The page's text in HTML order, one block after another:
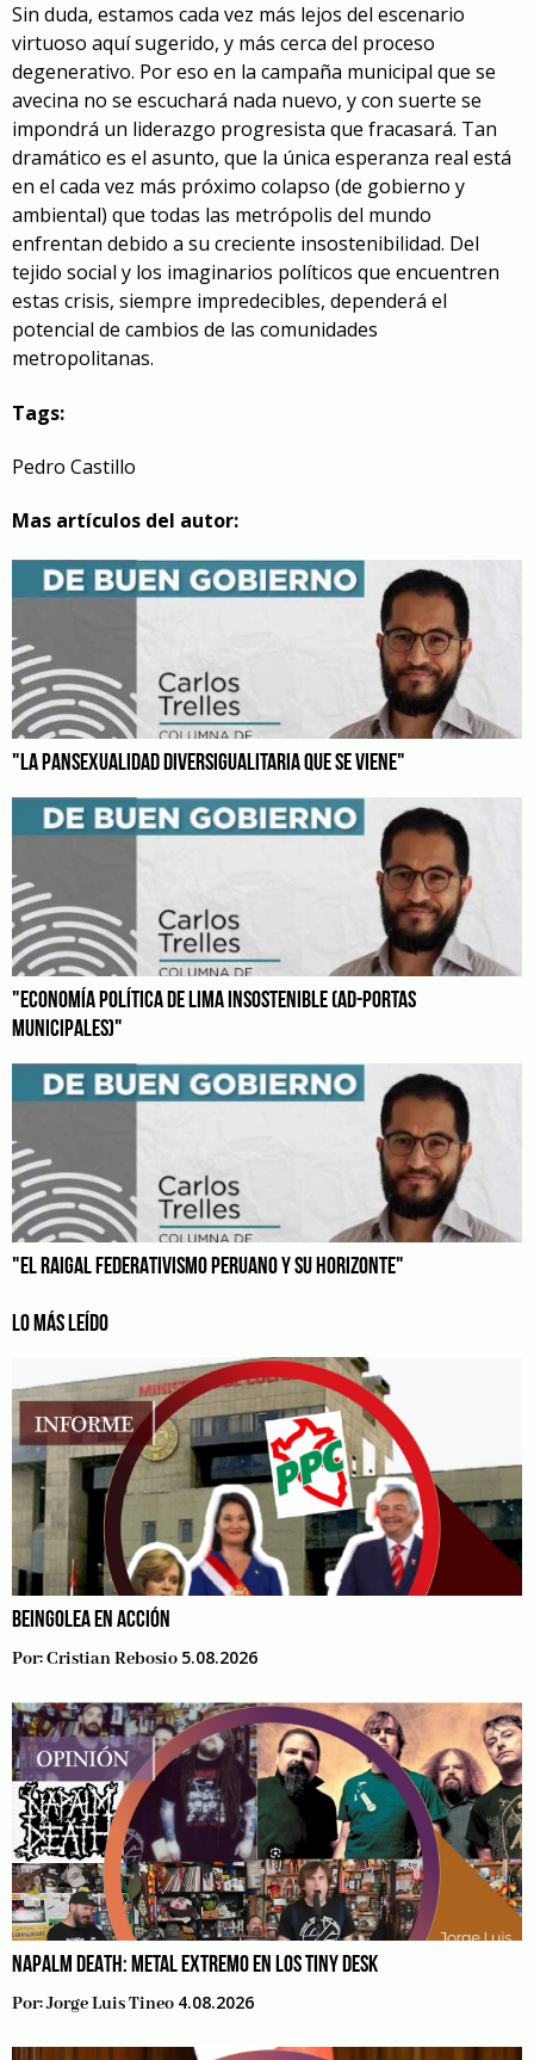
Sin duda, estamos cada vez más lejos del escenario
virtuoso aquí sugerido, y más cerca del proceso
degenerativo. Por eso en la campaña municipal que se
avecina no se escuchará nada nuevo, y con suerte se
impondrá un liderazgo progresista que fracasará. Tan
dramático es el asunto, que la única esperanza real está
en el cada vez más próximo colapso (de gobierno y
ambiental) que todas las metrópolis del mundo
enfrentan debido a su creciente insostenibilidad. Del
tejido social y los imaginarios políticos que encuentren
estas crisis, siempre impredecibles, dependerá el
potencial de cambios de las comunidades
metropolitanas.
Tags:
Pedro Castillo
Mas artículos del autor:
"LA PANSEXUALIDAD DIVERSIGUALITARIA QUE SE VIENE"
"ECONOMÍA POLÍTICA DE LIMA INSOSTENIBLE (AD-PORTAS
MUNICIPALES)"
"EL RAIGAL FEDERATIVISMO PERUANO Y SU HORIZONTE"
LO MÁS LEÍDO
BEINGOLEA EN ACCIÓN
Por:Cristian Rebosio 5.08.2026
NAPALM DEATH: METAL EXTREMO EN LOS TINY DESK
Por:Jorge Luis Tineo 4.08.2026